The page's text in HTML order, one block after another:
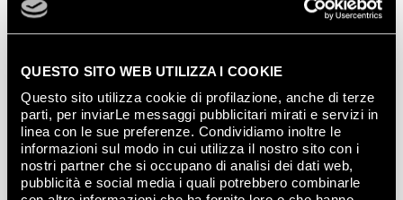
QUESTO SITO WEB UTILIZZA I COOKIE
Questo sito utilizza cookie di profilazione, anche di terze
parti, per inviarLe messaggi pubblicitari mirati e servizi in
linea con le sue preferenze. Condividiamo inoltre le
informazioni sul modo in cui utilizza il nostro sito con i
nostri partner che si occupano di analisi dei dati web,
pubblicità e social media i quali potrebbero combinarle